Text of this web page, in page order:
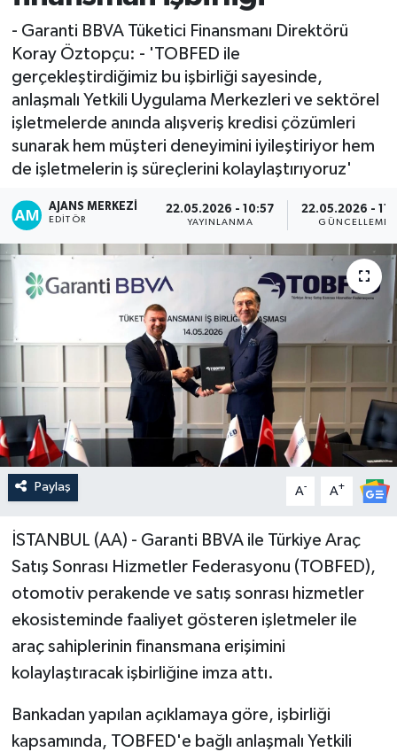
- Garanti BBVA Tüketici Finansmanı Direktörü
Koray Öztopçu: - 'TOBFED ile
gerçekleştirdiğimiz bu işbirliği sayesinde,
anlaşmalı Yetkili Uygulama Merkezleri ve sektörel
işletmelerde anında alışveriş kredisi çözümleri
sunarak hem müşteri deneyimini iyileştiriyor hem
de işletmelerin iş süreçlerini kolaylaştırıyoruz'
AJANS MERKEZI
EDITÖR
22.05.2026 - 10:57
YAYINLANMA
22.05.2026 -
GÜNCELLEME
Paylaş A- A+
İSTANBUL (AA) - Garanti BBVA ile Türkiye Araç
Satış Sonrası Hizmetler Federasyonu (TOBFED),
otomotiv perakende ve satış sonrası hizmetler
ekosisteminde faaliyet gösteren işletmeler ile
araç sahiplerinin finansmana erişimini
kolaylaştıracak işbirliğine imza attı.
Bankadan yapılan açıklamaya göre, işbirliği
kapsamında, TOBFED'e bağlı anlaşmalı Yetkili